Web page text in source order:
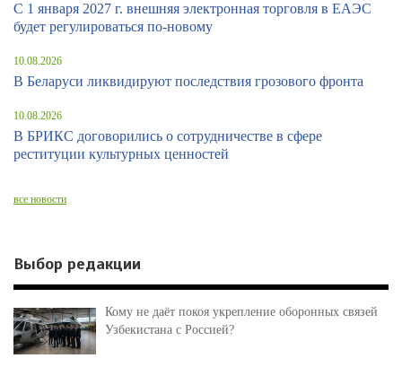
С 1 января 2027 г. внешняя электронная торговля в ЕАЭС
будет регулироваться по-новому
10.08.2026
В Беларуси ликвидируют последствия грозового фронта
10.08.2026
В БРИКС договорились о сотрудничестве в сфере
реституции культурных ценностей
все новости
Выбор редакции
Кому не даёт покоя укрепление оборонных связей
Узбекистана с Россией?